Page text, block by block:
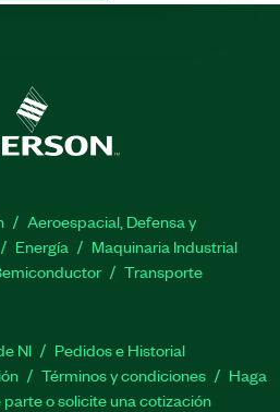
Aeroespacial, Defensa y
Energía
Maquinaria Industrial
Transporte
NI
Pedidos e Historial
Términos y condiciones
Haga
o solicite una cotización